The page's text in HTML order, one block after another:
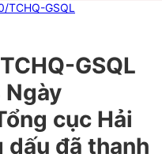
TCHQ-GSQL
GSQL
cục Hải
dấu đã thanh